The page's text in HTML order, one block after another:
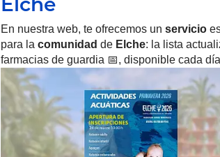
En nuestra web, te ofrecemos un servicio
para la comunidad de Elche: la lista
farmacias de guardia 📅, disponible cada